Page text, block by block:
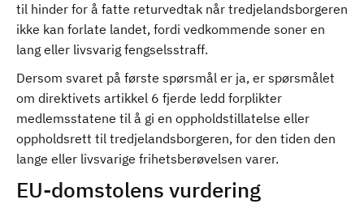
til hinder for å fatte returvedtak når tredjelandsborgeren
ikke kan forlate landet, fordi vedkommende soner en
lang eller livsvarig fengselsstraff.
Dersom svaret på første spørsmål er ja, er spørsmålet
om direktivets artikkel 6 fjerde ledd forplikter
medlemsstatene til å gi en oppholdstillatelse eller
oppholdsrett til tredjelandsborgeren, for den tiden den
lange eller livsvarige frihetsberøvelsen varer.
EU-domstolens vurdering